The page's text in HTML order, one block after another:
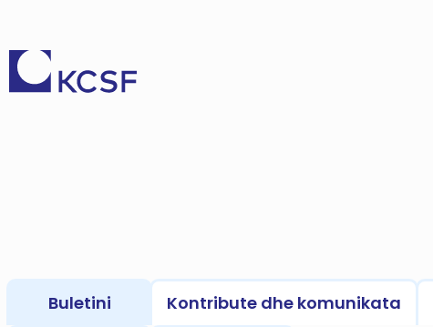
Buletini Kontribute dhe komunikata